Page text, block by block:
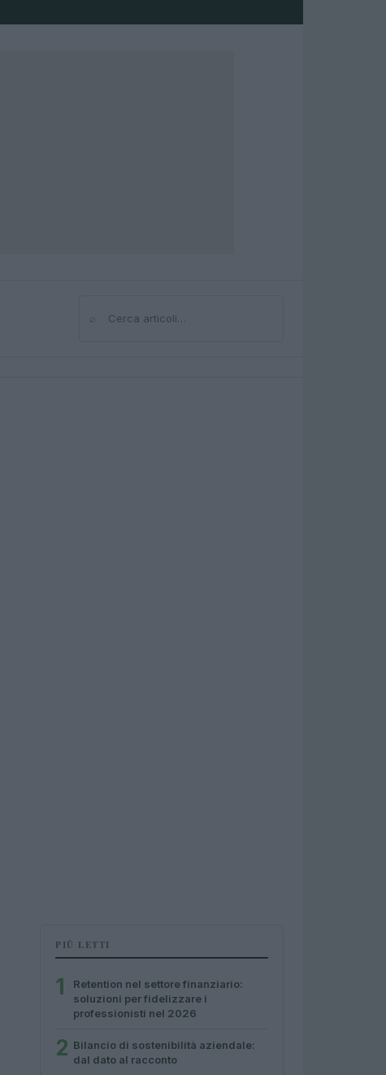
⌕Cerca
PIÙ LETTI
1
Retention nel settore finanziario:
soluzioni per fidelizzare i
professionisti nel 2026
2 Bilancio di sostenibilità aziendale:
dal dato al racconto